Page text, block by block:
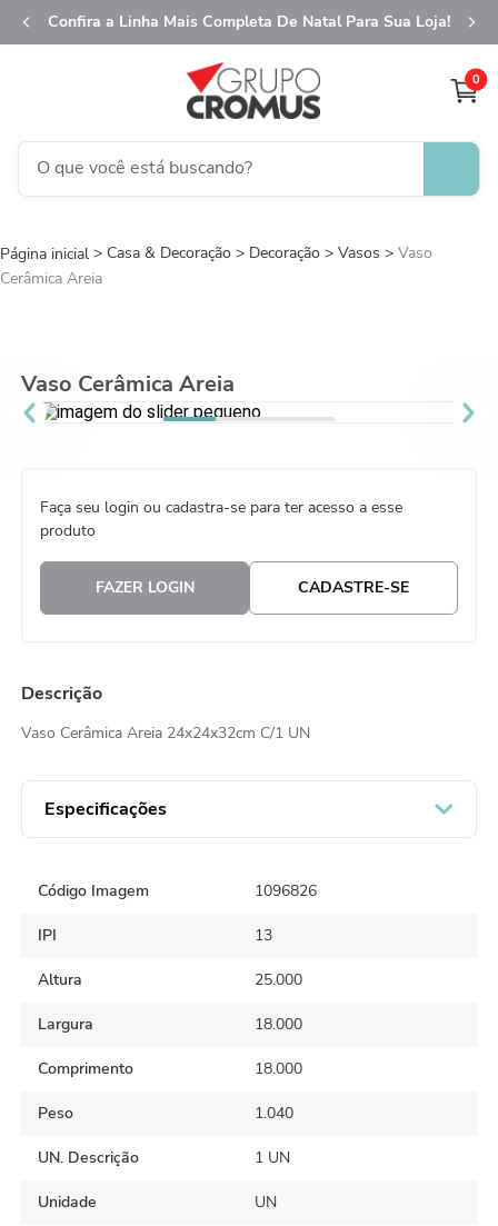
Confira a Linha Mais Completa De Natal Para Sua Loja!
0
O que você está buscando?
Casa & Decoração Decoração Vasos
Vaso
Cerâmica Areia
Vaso Cerâmica Areia
Faça seu login ou cadastra-se para ter acesso a esse
produto
FAZER LOGIN CADASTRE-SE
Descrição
Vaso Cerâmica Areia 24x24x32cm C/1 UN
Especificações
Código Imagem 1096826
IPI 13
Altura 25.000
Largura 18.000
Comprimento 18.000
Peso 1.040
UN. Descrição 1 UN
Unidade UN
1º
fita aramada
5º
9º
urso